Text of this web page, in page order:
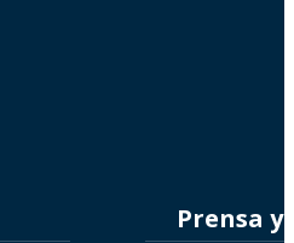
Prensa